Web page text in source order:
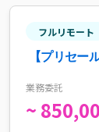
フルリモート
【プリセー
業務委託
~